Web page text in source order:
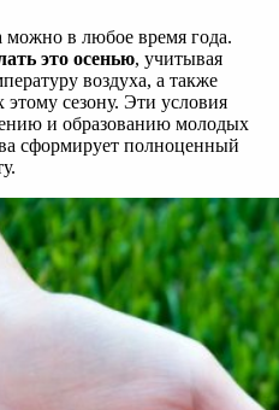
можно в любое время года.
это осенью, учитывая
воздуха, а также
сезону. Эти условия
и образованию молодых
сформирует полноценный